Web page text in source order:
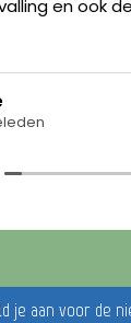
en ook
wat
dit gebied.
wat er mis
onzekerheid
was
dit tot een
je aan voor de